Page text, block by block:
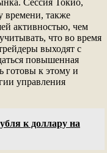
Сессия Токио,
времени, также
активностью, чем
что во время
выходят с
повышенная
готовы к этому и
управления
к доллару на